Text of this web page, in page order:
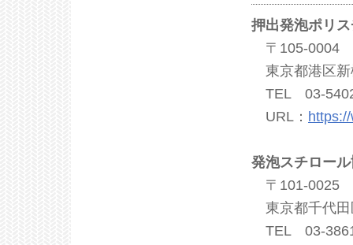
押出発泡ポリ
〒105-0004
東京都港区
TEL 03-
URL：
発泡スチロー
〒101-0025
東京都千代
TEL 03-